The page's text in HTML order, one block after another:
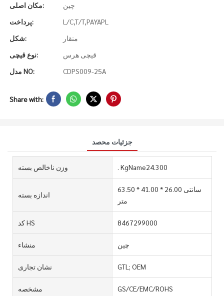
مکان اصلی:
چین
پرداخت:
L/C,T/T,PAYAPL
شکل:
منقار
نوع قیچی:
قیچی هرس
مدل NO:
CDPS009-25A
Share with:
جزئیات محصد
وزن ناخالص بسته . KgName24.300
اندازه بسته
63.50 * 41.00 * 26.00 سانتی
متر
کد HS 8467299000
منشاء چین
نشان تجاری GTL; OEM
مشخصه GS/CE/EMC/ROHS